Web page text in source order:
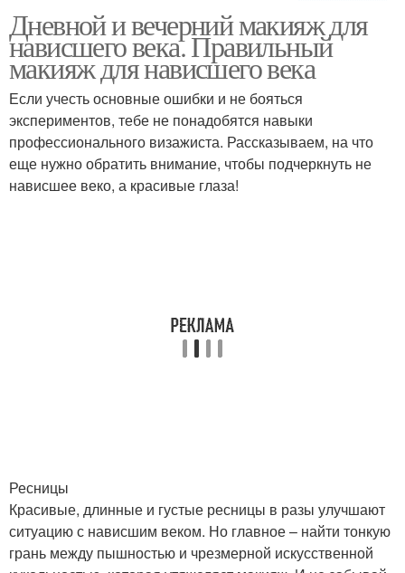
Повседневный макияж Макияж для глаз
Хороший макияж Макияж под цвет
зеленоглазых девушек
Поэтапный макияж Макияж для девушек
Дневной и вечерний макияж для
нависшего века. Правильный
макияж для нависшего века
Если учесть основные ошибки и не бояться
экспериментов, тебе не понадобятся навыки
профессионального визажиста. Рассказываем, на что
еще нужно обратить внимание, чтобы подчеркнуть не
нависшее веко, а красивые глаза!
Ресницы
Красивые, длинные и густые ресницы в разы улучшают
ситуацию с нависшим веком. Но главное – найти тонкую
грань между пышностью и чрезмерной искусственной